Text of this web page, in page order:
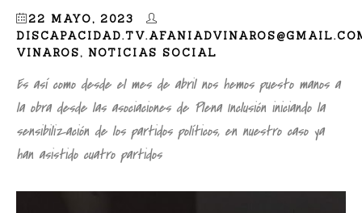
22 MAYO, 2023
VINAROS, NOTICIAS SOCIAL
Es así como desde el mes de abril nos hemos puesto manos a
la obra desde las asociaciones de Plena Inclusión iniciando la
sensibilización de los partidos políticos, en nuestro caso ya
han asistido cuatro partidos